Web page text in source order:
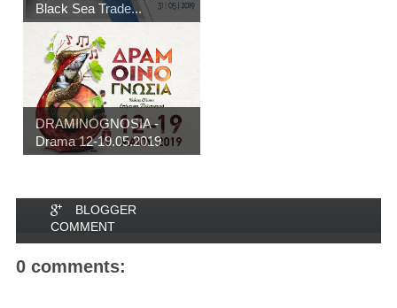
Black Sea Trade...
DRAMINOGNOSIA -
Drama 12-19.05.2019
BLOGGER
COMMENT
0 comments: